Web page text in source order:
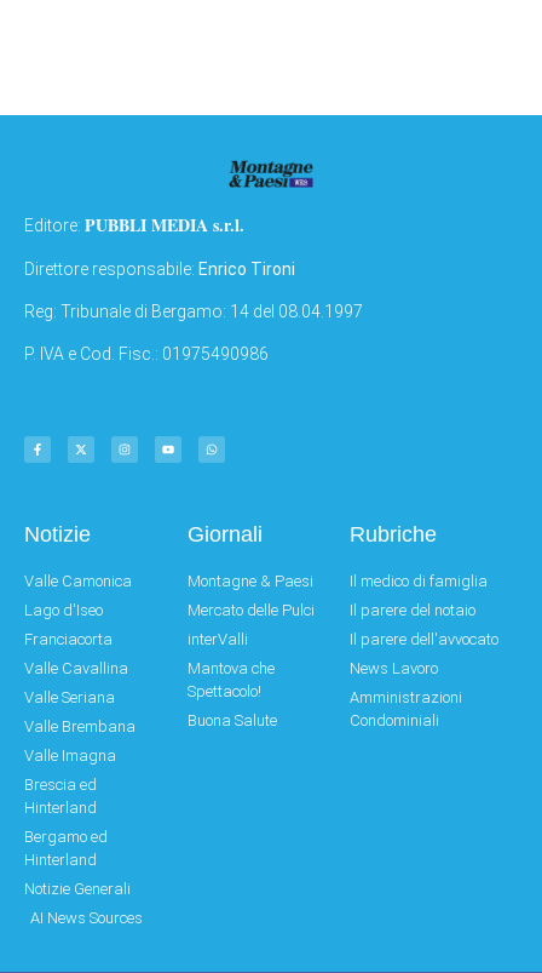
Editore: PUBBLI MEDIA s.r.l.
Direttore responsabile: Enrico Tironi
Reg: Tribunale di Bergamo: 14 del 08.04.1997
P. IVA e Cod. Fisc.: 01975490986
Notizie
Valle Camonica
Lago d'Iseo
Franciacorta
Valle Cavallina
Valle Seriana
Valle Brembana
Valle Imagna
Brescia ed
Hinterland
Bergamo ed
Hinterland
Notizie Generali
AI News Sources
Giornali
Montagne & Paesi
Mercato delle Pulci
interValli
Mantova che
Spettacolo!
Buona Salute
Rubriche
Il medico di famiglia
Il parere del notaio
Il parere dell'avvocato
News Lavoro
Amministrazioni
Condominiali